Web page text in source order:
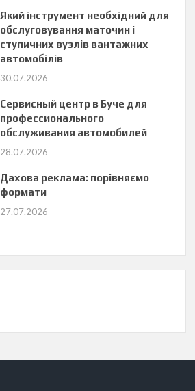
Який інструмент необхідний для
обслуговування маточин і
ступичних вузлів вантажних
автомобілів
30.07.2026
Сервисный центр в Буче для
профессионального
обслуживания автомобилей
28.07.2026
Дахова реклама: порівняємо
формати
27.07.2026